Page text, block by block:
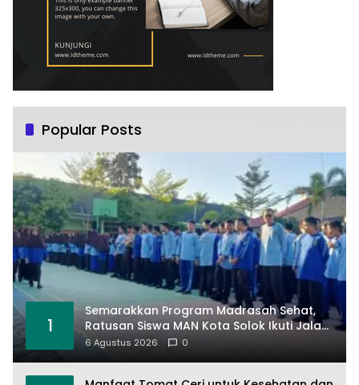
Popular Posts
1
Semarakkan Program Madrasah Sehat,
Ratusan Siswa MAN Kota Solok Ikuti Jalan
Santai
6 Agustus 2026 0